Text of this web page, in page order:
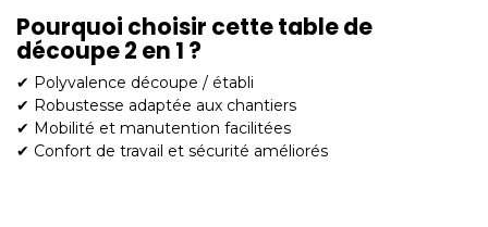
Pourquoi choisir cette table de
découpe 2 en 1 ?
✔ Polyvalence découpe / établi
✔ Robustesse adaptée aux chantiers
✔ Mobilité et manutention facilitées
✔ Confort de travail et sécurité améliorés